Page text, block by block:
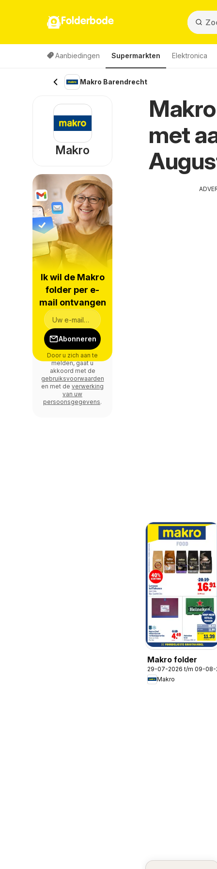
Folderbode
Aanbiedingen Supermarkten Elektronica
Makro Barendrecht
met
Makro folder
29-07-2026 t/m 09-08-
Makro
Makro
Ik wil de Makro
folder per e-
mail ontvangen
Abonneren
Door u zich aan te
melden, gaat u
akkoord met de
gebruiksvoorwaarden
en met de verwerking
van uw
persoonsgegevens.